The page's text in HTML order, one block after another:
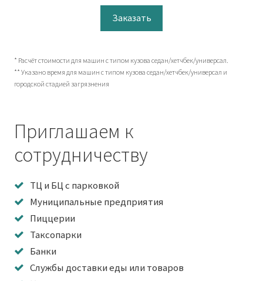
Заказать
* Расчёт стоимости для машин с типом кузова седан/хетчбек/универсал.
** Указано время для машин с типом кузова седан/хетчбек/универсал и
городской стадией загрязнения
Приглашаем к
сотрудничеству
ТЦ и БЦ с парковкой
Муниципальные предприятия
Пиццерии
Таксопарки
Банки
Службы доставки еды или товаров